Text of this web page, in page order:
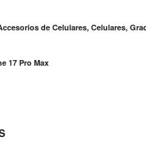
de Celulares, Celulares,
17 Pro Max